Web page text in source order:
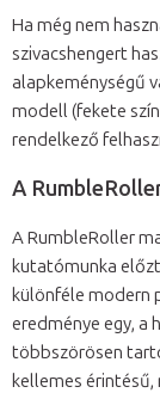
Ha még nem
szivacshengert
alapkeménységű
modell (fekete
rendelkező
A
A RumbleRoller
kutatómunka
különféle modern
eredménye egy, a
többszörösen
kellemes